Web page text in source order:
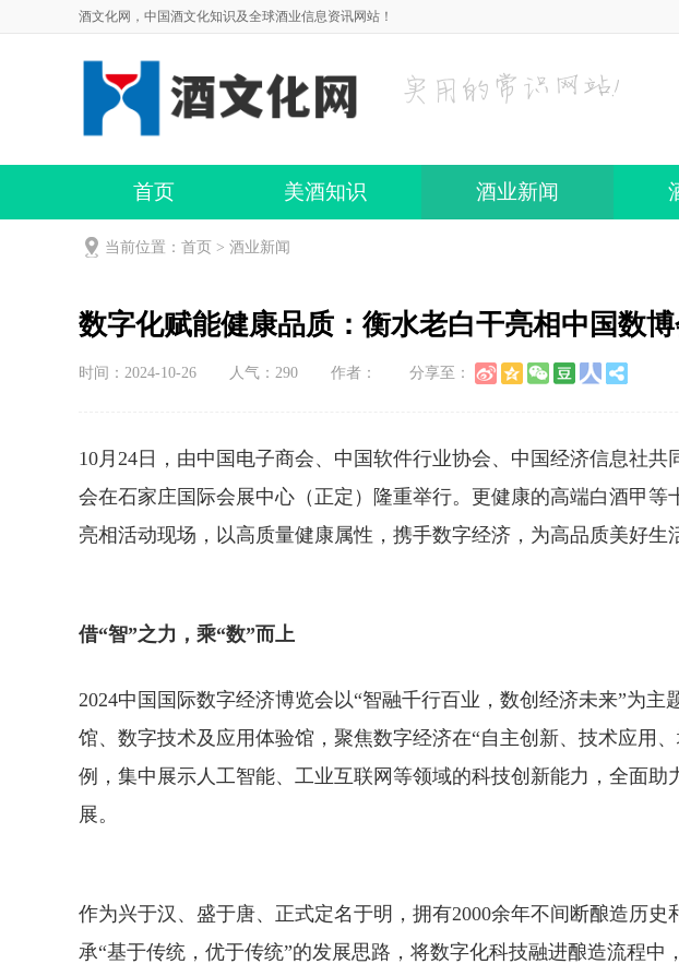
酒文化网，中国酒文化知识及全球酒业信息资讯网站！
首页 美酒知识 酒业新闻
当前位置： 首页 > 酒业新闻
数字化赋能健康品质：衡水老白干亮相中国数博
时间：2024-10-26 人气： 290 作者： 分享至：
10月24日，由中国电子商会、中国软件行业协会、中国经济信息社共
会在石家庄国际会展中心（正定）隆重举行。更健康的高端白酒甲等
亮相活动现场，以高质量健康属性，携手数字经济，为高品质美好生
借“智”之力，乘“数”而上
2024中国国际数字经济博览会以“智融千行百业，数创经济未来”为
馆、数字技术及应用体验馆，聚焦数字经济在“自主创新、技术应用
例，集中展示人工智能、工业互联网等领域的科技创新能力，全面
展。
作为兴于汉、盛于唐、正式定名于明，拥有2000余年不间断酿造历
承“基于传统，优于传统”的发展思路，将数字化科技融进酿造流程